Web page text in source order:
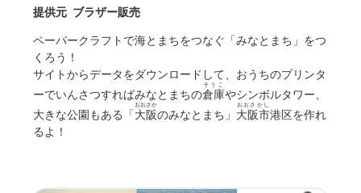
提供元 ブラザー販売
ペーパークラフトで海とまちをつなぐ「みなとまち」をつ
くろう！
サイトからデータをダウンロードして、おうちのプリンタ
ーでいんさつすればみなとまちの倉庫
そうこ
やシンボルタワー、
大きな公園もある「大阪
おおさか
のみなとまち」 大阪市
おおさかし
港区を作れ
るよ！